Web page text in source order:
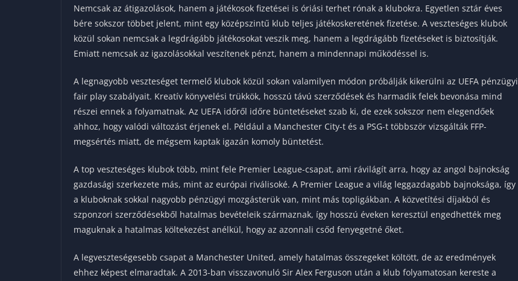
Nemcsak az átigazolások, hanem a játékosok fizetései is óriási terhet rónak a klubokra. Egyetlen sztár éves
bére sokszor többet jelent, mint egy középszintű klub teljes játékoskeretének fizetése. A veszteséges klubok
közül sokan nemcsak a legdrágább játékosokat veszik meg, hanem a legdrágább fizetéseket is biztosítják.
Emiatt nemcsak az igazolásokkal veszítenek pénzt, hanem a mindennapi működéssel is.
A legnagyobb veszteséget termelő klubok közül sokan valamilyen módon próbálják kikerülni az UEFA pénzügyi
fair play szabályait. Kreatív könyvelési trükkök, hosszú távú szerződések és harmadik felek bevonása mind
részei ennek a folyamatnak. Az UEFA időről időre büntetéseket szab ki, de ezek sokszor nem elegendőek
ahhoz, hogy valódi változást érjenek el. Például a Manchester City-t és a PSG-t többször vizsgálták FFP-
megsértés miatt, de mégsem kaptak igazán komoly büntetést.
A top veszteséges klubok több, mint fele Premier League-csapat, ami rávilágít arra, hogy az angol bajnokság
gazdasági szerkezete más, mint az európai riválisoké. A Premier League a világ leggazdagabb bajnoksága, így
a kluboknak sokkal nagyobb pénzügyi mozgásterük van, mint más topligákban. A közvetítési díjakból és
szponzori szerződésekből hatalmas bevételeik származnak, így hosszú éveken keresztül engedhették meg
maguknak a hatalmas költekezést anélkül, hogy az azonnali csőd fenyegetné őket.
A legveszteségesebb csapat a Manchester United, amely hatalmas összegeket költött, de az eredmények
ehhez képest elmaradtak. A 2013-ban visszavonuló Sir Alex Ferguson után a klub folyamatosan kereste a